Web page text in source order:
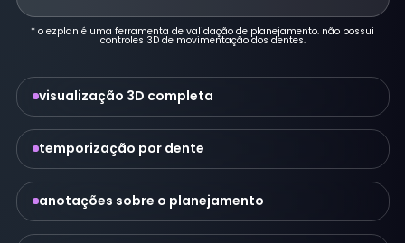
* o ezplan é uma ferramenta de validação de planejamento. não possui
controles 3D de movimentação dos dentes.
visualização 3D completa
temporização por dente
anotações sobre o planejamento